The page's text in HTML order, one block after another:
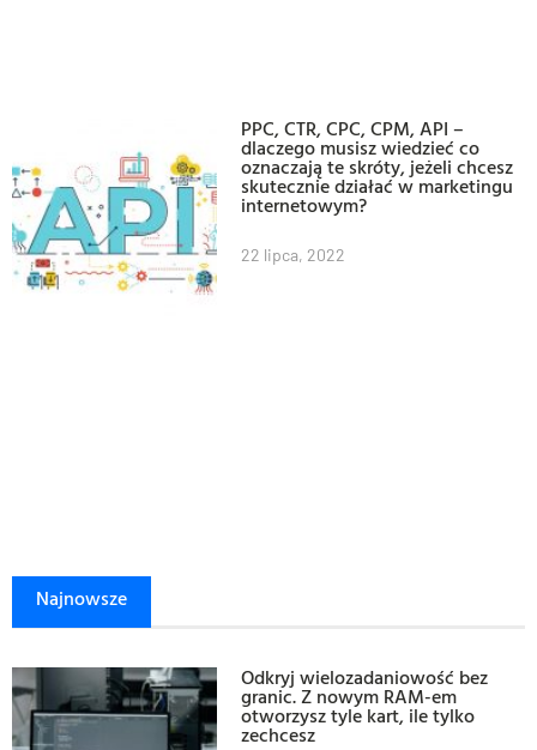
PPC, CTR, CPC, CPM, API –
dlaczego musisz wiedzieć co
oznaczają te skróty, jeżeli chcesz
skutecznie działać w marketingu
internetowym?
22 lipca, 2022
Najnowsze
Odkryj wielozadaniowość bez
granic. Z nowym RAM-em
otworzysz tyle kart, ile tylko
zechcesz